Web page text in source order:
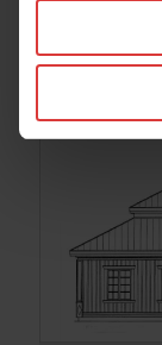
2821 Ängelund|